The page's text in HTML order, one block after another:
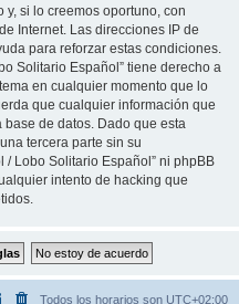
si lo creemos oportuno, con
Internet. Las direcciones IP de
para reforzar estas condiciones.
Solitario Español” tiene derecho a
en cualquier momento que lo
que cualquier información que
de datos. Dado que esta
tercera parte sin su
/ Lobo Solitario Español” ni phpBB
intento de hacking que
Todos los horarios son UTC+02:00